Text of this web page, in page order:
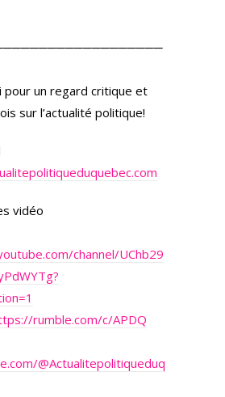
pour un regard critique et
sur l’actualité politique!
vidéo
channel/UChb29
rumble.com/c/APDQ
@Actualitepolitiqueduq